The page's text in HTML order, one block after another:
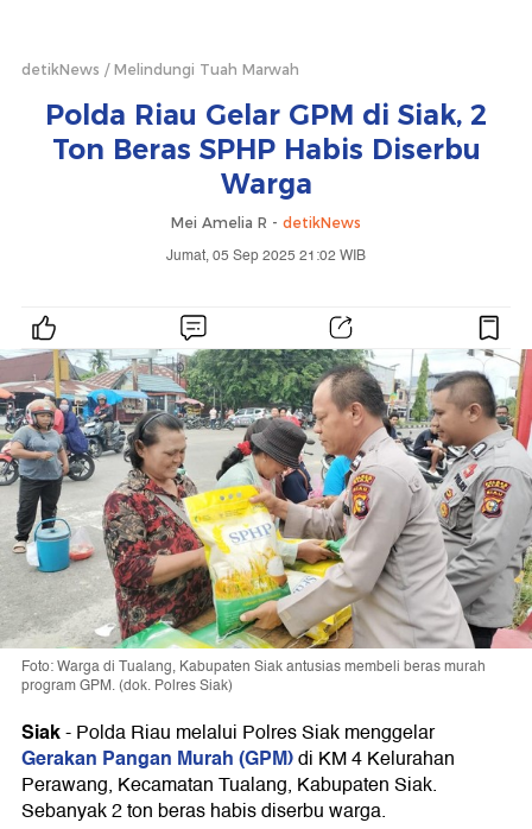
detikNews Melindungi Tuah Marwah
Polda Riau Gelar GPM di Siak, 2
Ton Beras SPHP Habis Diserbu
Warga
Mei Amelia R - detikNews
Jumat, 05 Sep 2025 21:02 WIB
Foto: Warga di Tualang, Kabupaten Siak antusias membeli beras murah
program GPM. (dok. Polres Siak)
Siak-Polda Riau melalui Polres Siak menggelar
Gerakan Pangan Murah (GPM)di KM 4 Kelurahan
Perawang, Kecamatan Tualang, Kabupaten Siak.
Sebanyak 2 ton beras habis diserbu warga.